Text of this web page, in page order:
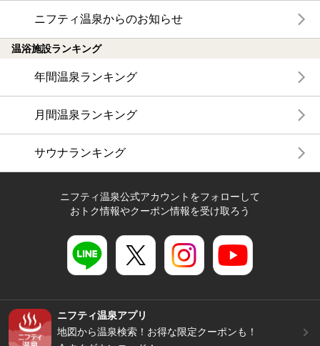
ニフティ温泉からのお知らせ
温浴施設ランキング
年間温泉ランキング
月間温泉ランキング
サウナランキング
ニフティ温泉公式アカウントをフォローして
おトク情報やクーポン情報を受け取ろう
ニフティ温泉アプリ
地図から温泉検索！お得な限定クーポンも！